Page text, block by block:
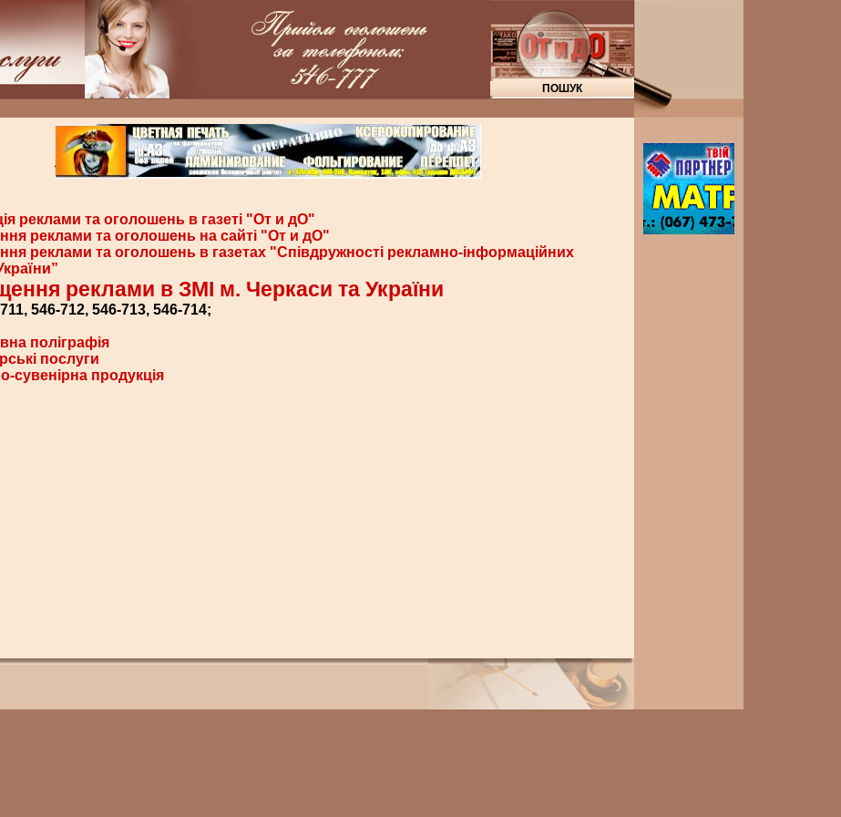
реклами та оголошень в газеті "От и дО"
реклами та оголошень на сайті "От и дО"
реклами та оголошень в газетах "Співдружності рекламно-інформаційних
реклами в ЗМІ м. Черкаси та України
546-712, 546-713, 546-714;
поліграфія
послуги
сувенірна продукція